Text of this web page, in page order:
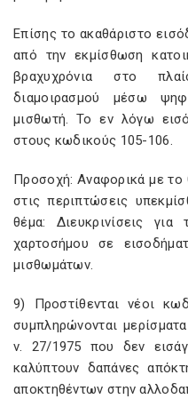
Επίσης το ακαθάριστο
από την εκμίσθωση
βραχυχρόνια στο
διαμοιρασμού μέσω
μισθωτή. Το εν λόγω
στους κωδικούς 105-106.
Προσοχή: Αναφορικά με το
στις περιπτώσεις
θέμα: Διευκρινίσεις
χαρτοσήμου σε
μισθωμάτων.
9) Προστίθενται νέοι
συμπληρώνονται
ν. 27/1975 που δεν
καλύπτουν δαπάνες
αποκτηθέντων στην